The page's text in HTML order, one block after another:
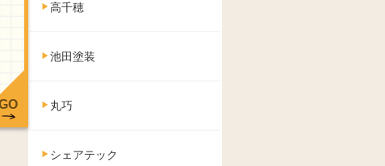
高千穂
池田塗装
丸巧
シェアテック